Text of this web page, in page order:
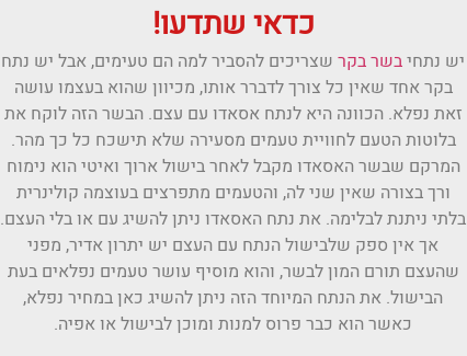
כדאי שתדעו!
יש נתחיבשר בקר שצריכים להסביר למה הם טעימים, אבל יש נתח
בקר אחד שאין כל צורך לדברר אותו, מכיוון שהוא בעצמו עושה
זאת נפלא. הכוונה היא לנתח אסאדו עם עצם. הבשר הזה לוקח את
בלוטות הטעם לחוויית טעמים מסעירה שלא תישכח כל כך מהר.
המרקם שבשר האסאדו מקבל לאחר בישול ארוך ואיטי הוא נימוח
ורך בצורה שאין שני לה, והטעמים מתפרצים בעוצמה קולינרית
בלתי ניתנת לבלימה. את נתח האסאדו ניתן להשיג עם או בלי העצם.
אך אין ספק שלבישול הנתח עם העצם יש יתרון אדיר, מפני
שהעצם תורם המון לבשר, והוא מוסיף עושר טעמים נפלאים בעת
הבישול. את הנתח המיוחד הזה ניתן להשיג כאן במחיר נפלא,
כאשר הוא כבר פרוס למנות ומוכן לבישול או אפיה.